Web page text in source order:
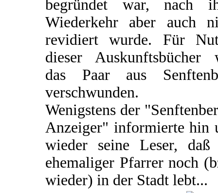
begründet war, nach
Wiederkehr aber auch
revidiert wurde. Für
dieser Auskunftsbücher
das Paar aus
verschwunden.
Wenigstens der
Anzeiger" informierte hin
wieder seine Leser,
ehemaliger Pfarrer noch
wieder) in der Stadt lebt...